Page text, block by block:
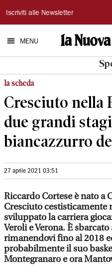
La
Nuova
Ferrara
Iscriviti alle Newsletter
MENU
la scheda
Cresciuto nella
due grandi
biancazzurro
27 aprile 2021 03:51
Riccardo Cortese è nato a
Cresciuto cestisticamente
sviluppato la carriera
Veroli e Verona. È
rimanendovi fino al 2018
probabilmente il suo
Montegranaro e ora